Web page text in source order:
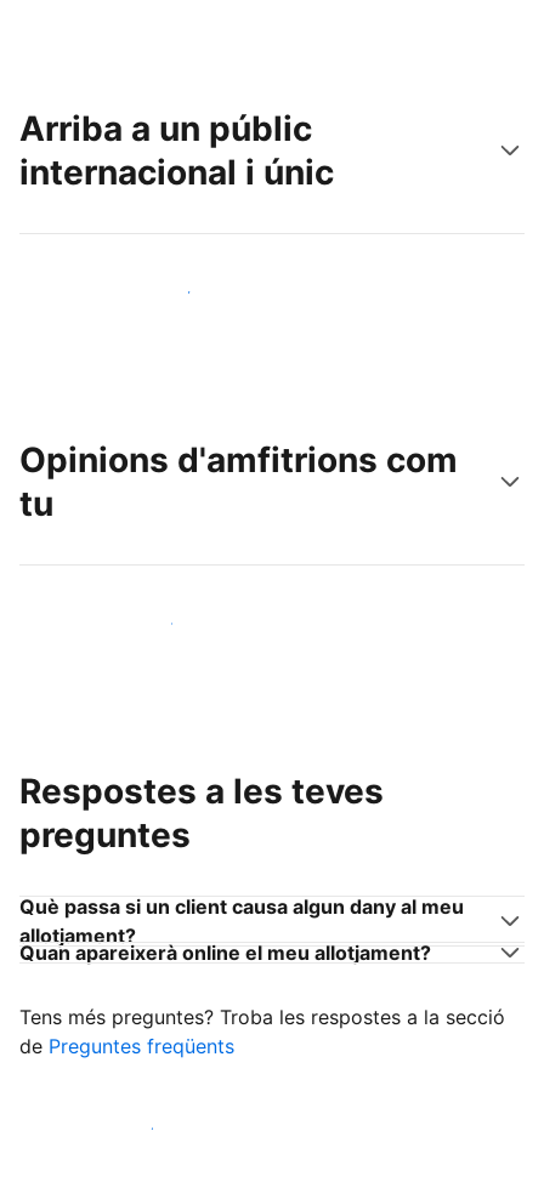
Arriba a un públic
internacional i únic
Arriba a nous clients avui mateix
Opinions d'amfitrions com
tu
Uneix-te a amfitrions com tu
Respostes a les teves
preguntes
Què passa si un client causa algun dany al meu
allotjament?
Quan apareixerà online el meu allotjament?
Tens més preguntes? Troba les respostes a la secció
de Preguntes freqüents
Comença a rebre clients